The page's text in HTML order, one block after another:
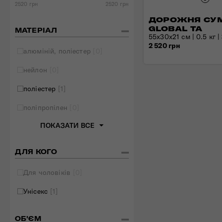
Дивитись все
2520 грн 2520 грн
МАТЕРІАЛ
алюміній, поліестер
нейлон
поліестер [1]
поліпропілен
ПОКАЗАТИ ВСЕ
ДЛЯ КОГО
Для чоловіків
Унісекс [1]
ОБ'ЄМ
ДОРОЖНЯ
GLOBAL TA
55x30x21 см | 0.5 кг |
2 520 грн